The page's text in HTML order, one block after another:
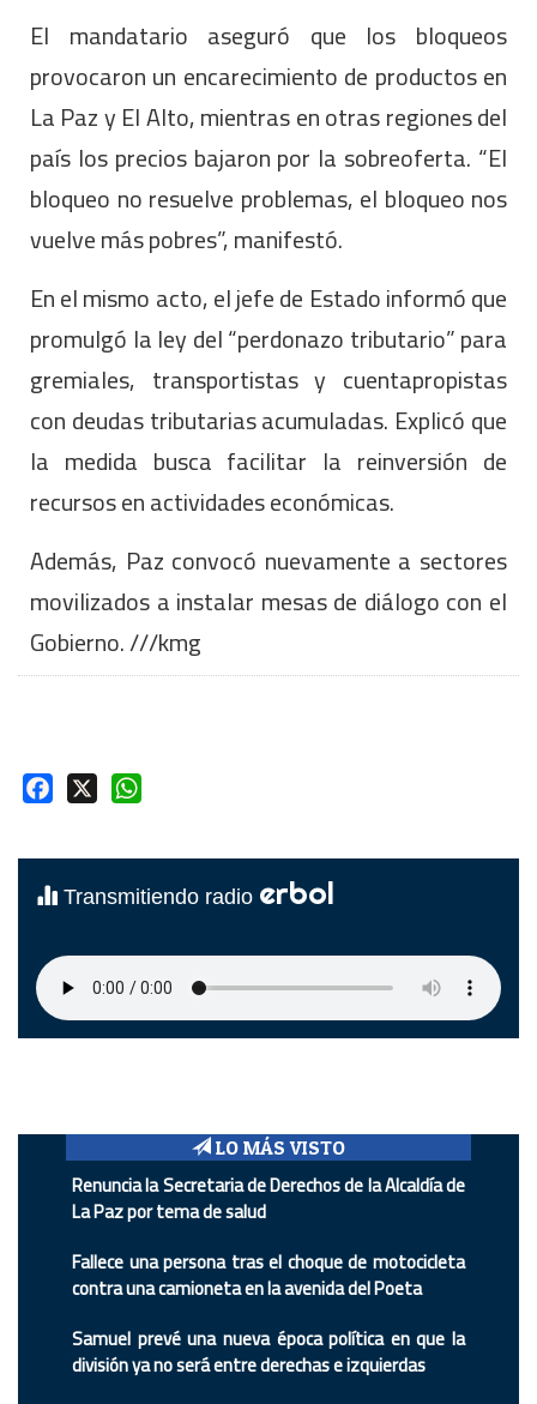
El mandatario aseguró que los bloqueos
provocaron un encarecimiento de productos en
La Paz y El Alto, mientras en otras regiones del
país los precios bajaron por la sobreoferta. “El
bloqueo no resuelve problemas, el bloqueo nos
vuelve más pobres”, manifestó.
En el mismo acto, el jefe de Estado informó que
promulgó la ley del “perdonazo tributario” para
gremiales, transportistas y cuentapropistas
con deudas tributarias acumuladas. Explicó que
la medida busca facilitar la reinversión de
recursos en actividades económicas.
Además, Paz convocó nuevamente a sectores
movilizados a instalar mesas de diálogo con el
Gobierno. ///kmg
Facebook
Transmitiendo radio erbol
LO MÁS VISTO
Renuncia la Secretaria de Derechos de la Alcaldía de
La Paz por tema de salud
Fallece una persona tras el choque de motocicleta
contra una camioneta en la avenida del Poeta
Samuel prevé una nueva época política en que la
división ya no será entre derechas e izquierdas